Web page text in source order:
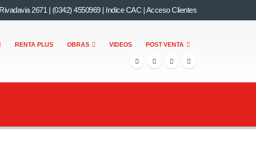
Rivadavia 2671 | (0342) 4550969| Indice CAC |Acceso Clientes
RENTA PLUS OBRAS VIDEOS POST VENTA